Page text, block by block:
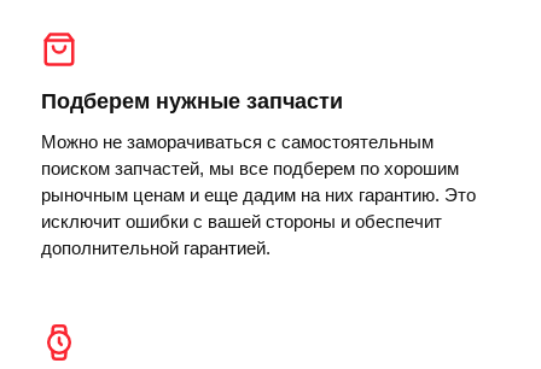
Подберем нужные запчасти
Можно не заморачиваться с самостоятельным
поиском запчастей, мы все подберем по хорошим
рыночным ценам и еще дадим на них гарантию. Это
исключит ошибки с вашей стороны и обеспечит
дополнительной гарантией.